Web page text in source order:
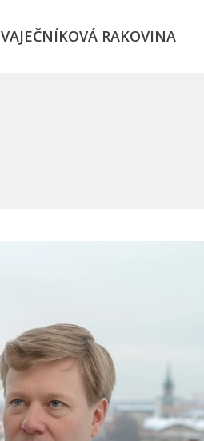
VAJEČNÍKOVÁ RAKOVINA